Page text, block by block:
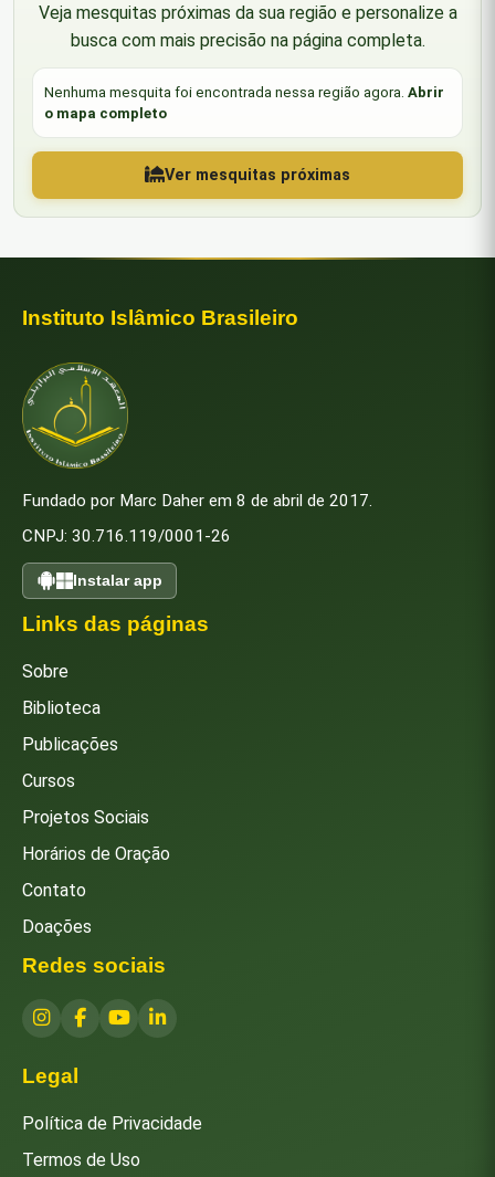
Veja mesquitas próximas da sua região e personalize a
busca com mais precisão na página completa.
Nenhuma mesquita foi encontrada nessa região agora. Abrir
o mapa completo
Ver mesquitas próximas
Instituto Islâmico Brasileiro
Fundado por Marc Daher em 8 de abril de 2017.
CNPJ: 30.716.119/0001-26
Instalar app
Links das páginas
Sobre
Biblioteca
Publicações
Cursos
Projetos Sociais
Horários de Oração
Contato
Doações
Redes sociais
Legal
Política de Privacidade
Termos de Uso